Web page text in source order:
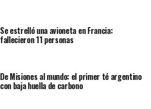
Se estrelló una avioneta en Francia:
fallecieron 11 personas
De Misiones al mundo: el primer té argentino
con baja huella de carbono